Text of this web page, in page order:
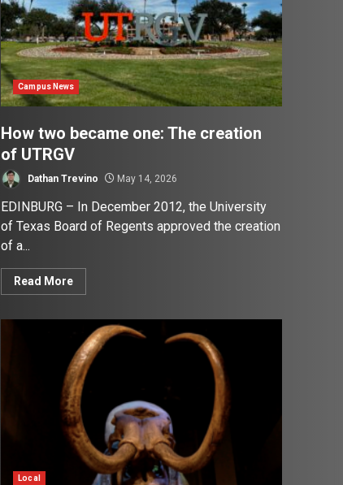
Campus News
How two became one: The creation
of UTRGV
Dathan Trevino May 14, 2026
EDINBURG – In December 2012, the University
of Texas Board of Regents approved the creation
of a...
Read More
Local